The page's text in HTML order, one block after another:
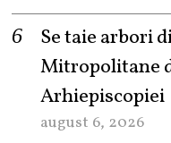
Se taie arbori
Mitropolitane
Arhiepiscopiei
august 6, 2026